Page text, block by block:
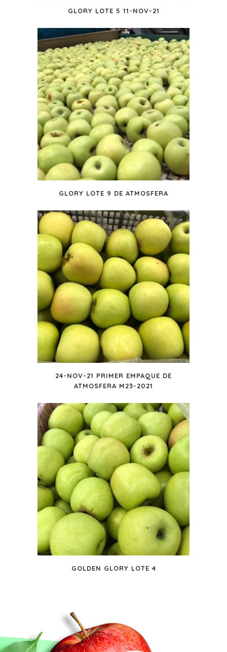
GLORY LOTE 5 11-NOV-21
GLORY LOTE 9 DE ATMOSFERA
24-NOV-21 PRIMER EMPAQUE DE
ATMOSFERA M23-2021
GOLDEN GLORY LOTE 4